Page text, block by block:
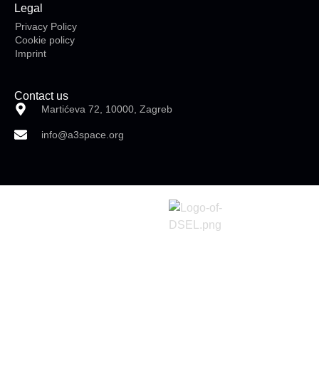
Legal
Privacy Policy
Cookie policy
Imprint
Contact us
Martićeva 72, 10000, Zagreb
info@a3space.org